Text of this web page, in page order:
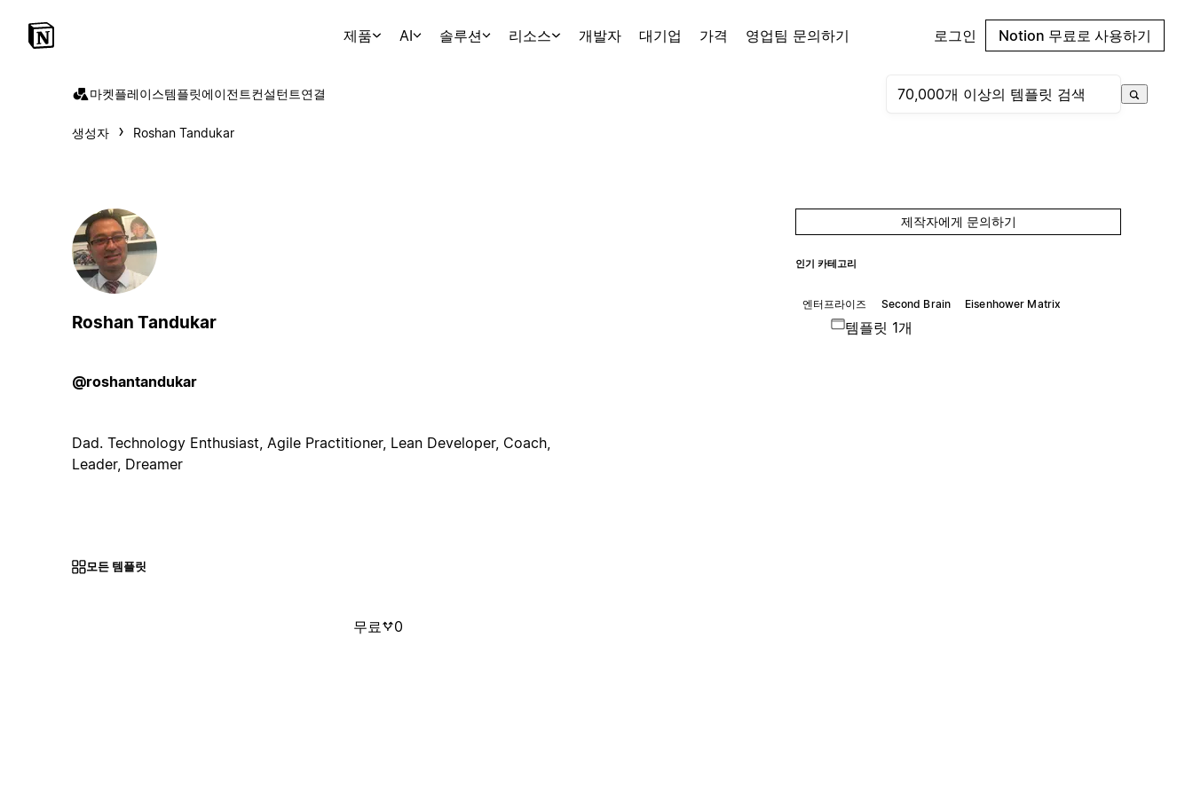
제품 AI 솔루션 리소스 개발자 대기업 가격 영업팀 문의하기 로그인 Notion 무료로 사용하기
마켓플레이스템플릿에이전트컨설턴트연결
생성자 Roshan Tandukar
Roshan Tandukar
@roshantandukar
Dad. Technology Enthusiast, Agile Practitioner, Lean Developer, Coach,
Leader, Dreamer
제작자에게 문의하기
인기 카테고리
엔터프라이즈 Second Brain Eisenhower Matrix
템플릿 1개
모든 템플릿
무료 0